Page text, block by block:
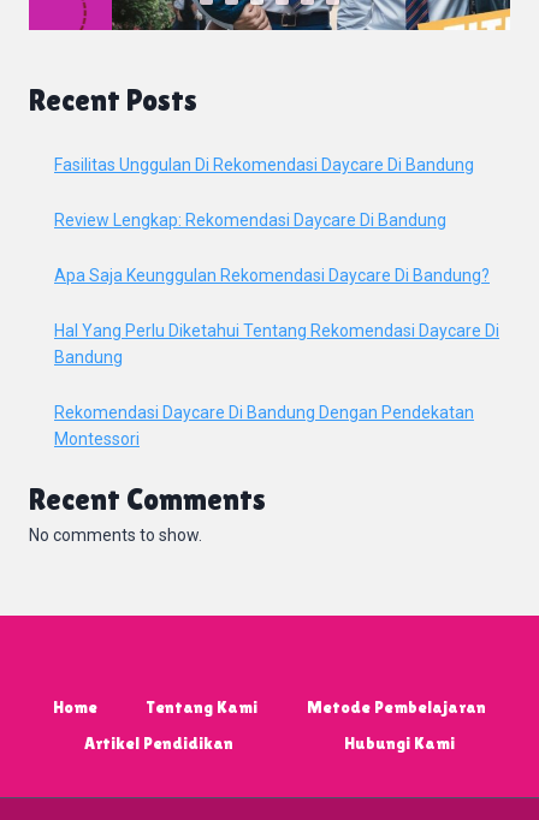
Recent Posts
Fasilitas Unggulan Di Rekomendasi Daycare Di Bandung
Review Lengkap: Rekomendasi Daycare Di Bandung
Apa Saja Keunggulan Rekomendasi Daycare Di Bandung?
Hal Yang Perlu Diketahui Tentang Rekomendasi Daycare Di
Bandung
Rekomendasi Daycare Di Bandung Dengan Pendekatan
Montessori
Recent Comments
No comments to show.
Home Tentang Kami
Metode Pembelajaran
Artikel Pendidikan
Hubungi Kami